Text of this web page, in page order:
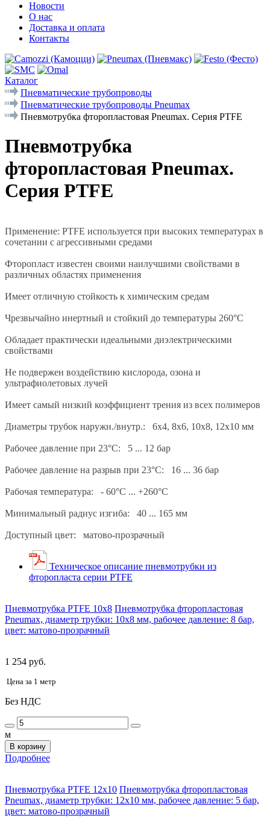
Новости
О нас
Доставка и оплата
Контакты
Каталог
Пневматические трубопроводы
Пневматические трубопроводы Pneumax
Пневмотрубка фторопластовая Pneumax. Серия PTFE
Пневмотрубка
фторопластовая Pneumax.
Серия PTFE
Применение: PTFE используется при высоких температурах в
сочетании с агрессивными средами
Фторопласт известен своими наилучшими свойствами в
различных областях применения
Имеет отличную стойкость к химическим средам
Чрезвычайно инертный и стойкий до температуры 260°С
Обладает практически идеальными диэлектрическими
свойствами
Не подвержен воздействию кислорода, озона и
ультрафиолетовых лучей
Имеет самый низкий коэффициент трения из всех полимеров
Диаметры трубок наружн./внутр.: 6х4, 8х6, 10х8, 12х10 мм
Рабочее давление при 23°С: 5 ... 12 бар
Рабочее давление на разрыв при 23°С: 16 ... 36 бар
Рабочая температура: - 60°С ... +260°С
Минимальный радиус изгиба: 40 ... 165 мм
Доступный цвет: матово-прозрачный
Техническое описание пневмотрубки из
фторопласта серии PTFE
Пневмотрубка PTFE 10x8 Пневмотрубка фторопластовая
Pneumax, диаметр трубки: 10х8 мм, рабочее давление: 8 бар,
цвет: матово-прозрачный
1 254 руб.
Цена за 1 метр
Без НДС
м
В корзину
Подробнее
Пневмотрубка PTFE 12x10 Пневмотрубка фторопластовая
Pneumax, диаметр трубки: 12x10 мм, рабочее давление: 5 бар,
цвет: матово-прозрачный